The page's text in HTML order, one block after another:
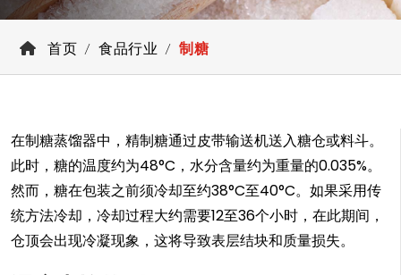
首页 食品行业 制糖
在制糖蒸馏器中，精制糖通过皮带输送机送入糖仓或料斗。
此时，糖的温度约为48°C，水分含量约为重量的0.035%。
然而，糖在包装之前须冷却至约38°C至40°C。如果采用传
统方法冷却，冷却过程大约需要12至36个小时，在此期间，
仓顶会出现冷凝现象，这将导致表层结块和质量损失。